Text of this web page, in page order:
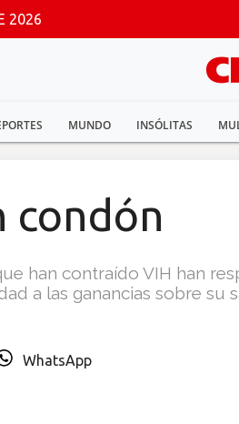
2026
MUNDO INSÓLITAS
condón
han contraído VIH han
a las ganancias sobre su
WhatsApp